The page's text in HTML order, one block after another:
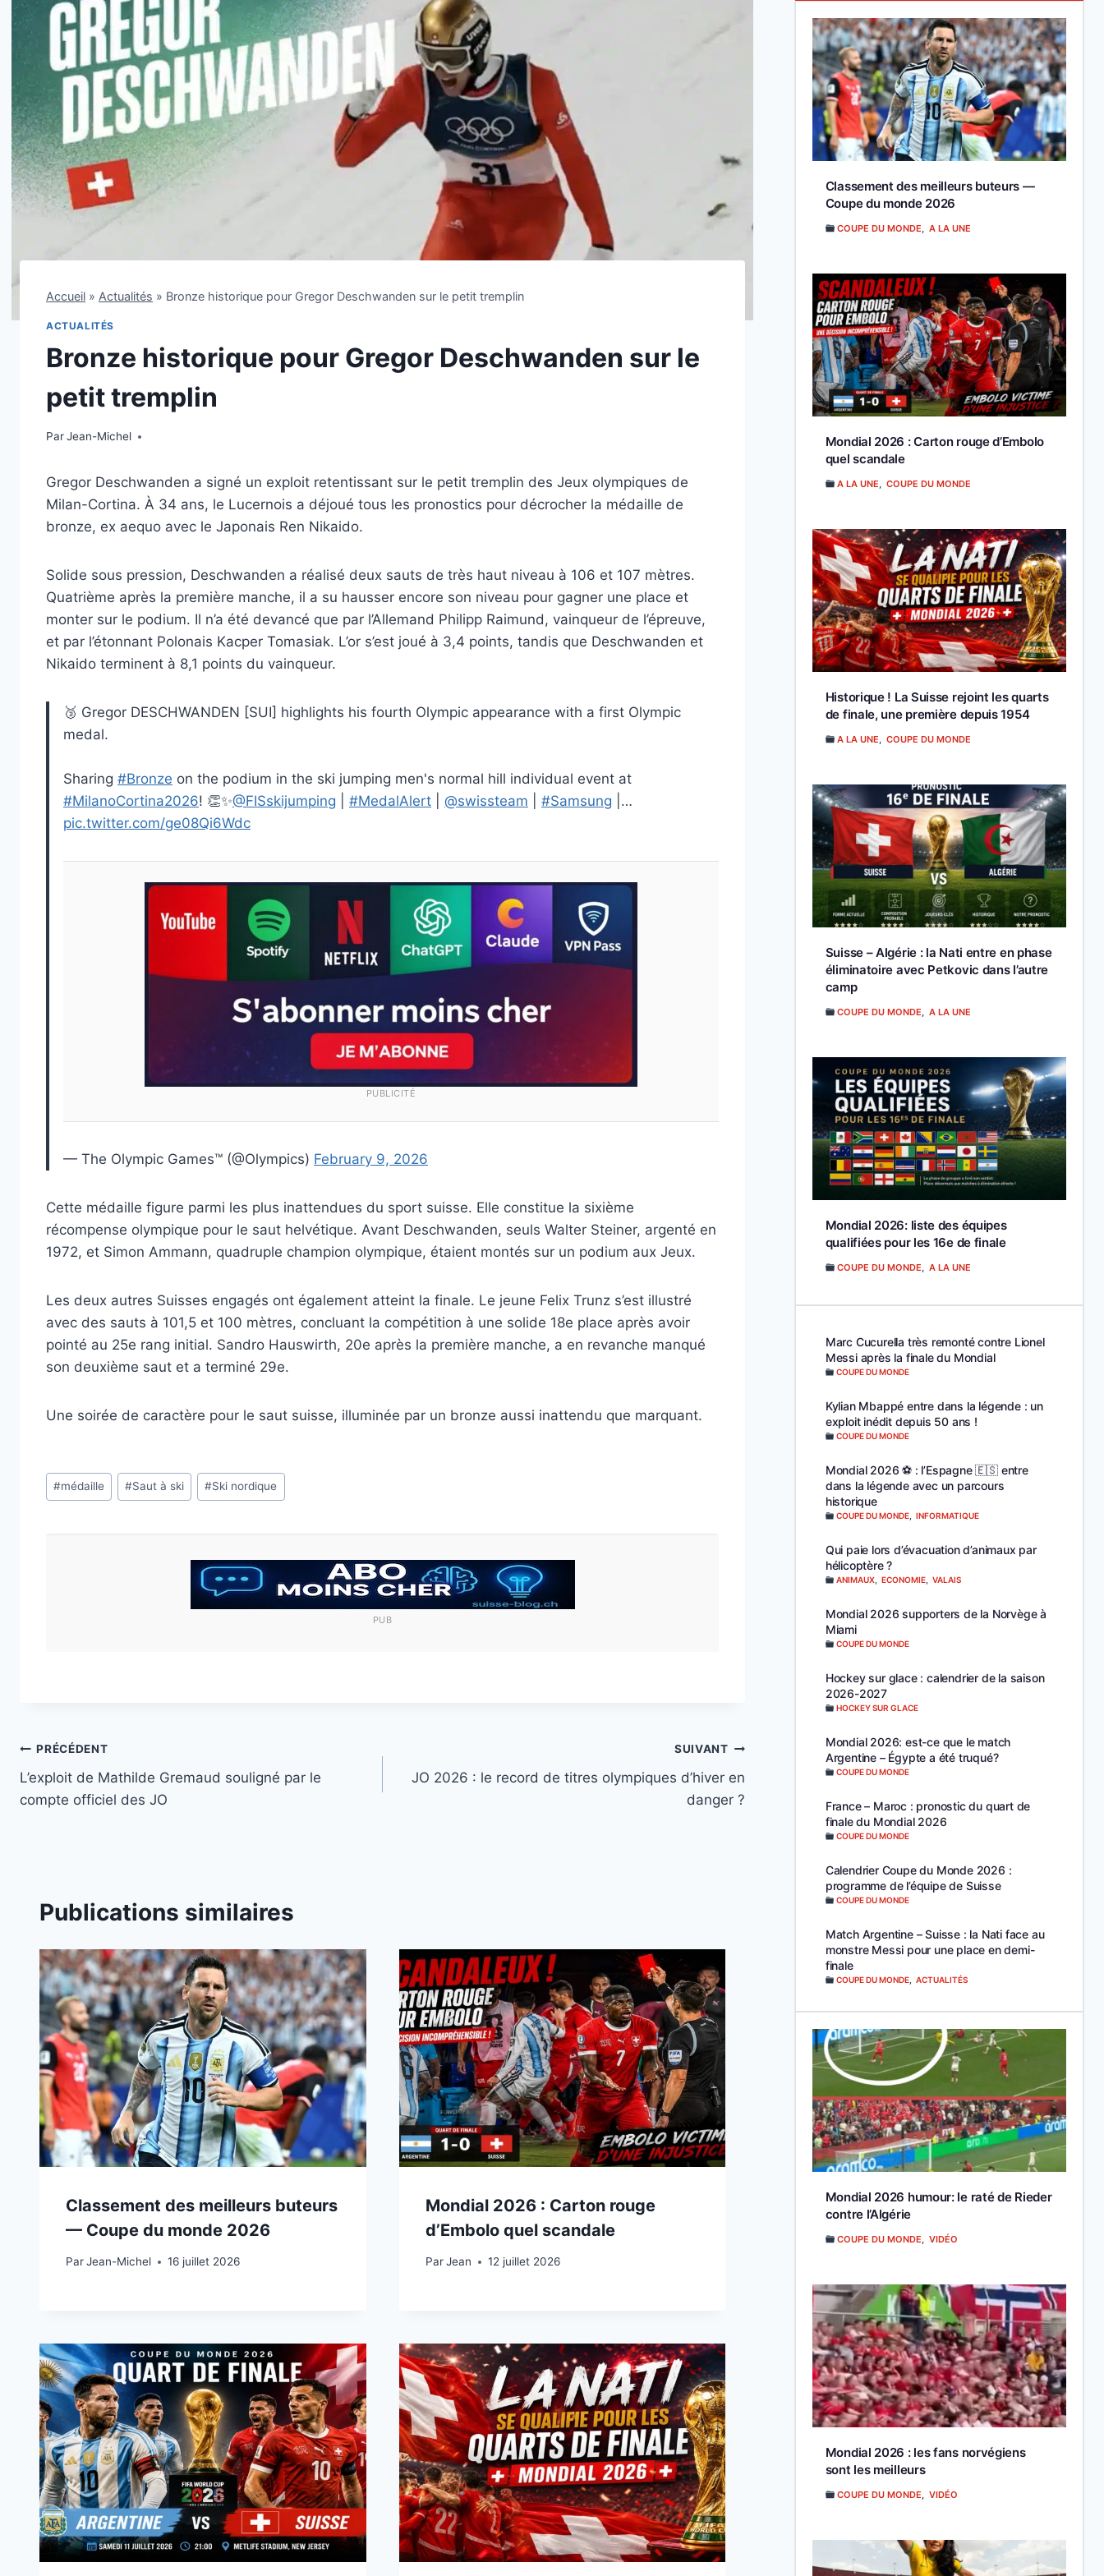
Accueil » Actualités » Bronze historique pour Gregor Deschwanden sur le petit tremplin
ACTUALITÉS
Bronze historique pour Gregor Deschwanden sur le
petit tremplin
ParJean-Michel
9 février 2026
Gregor Deschwanden a signé un exploit retentissant sur le petit tremplin des Jeux olympiques de
Milan-Cortina. À 34 ans, le Lucernois a déjoué tous les pronostics pour décrocher la médaille de
bronze, ex aequo avec le Japonais Ren Nikaido.
Solide sous pression, Deschwanden a réalisé deux sauts de très haut niveau à 106 et 107 mètres.
Quatrième après la première manche, il a su hausser encore son niveau pour gagner une place et
monter sur le podium. Il n’a été devancé que par l’Allemand Philipp Raimund, vainqueur de l’épreuve,
et par l’étonnant Polonais Kacper Tomasiak. L’or s’est joué à 3,4 points, tandis que Deschwanden et
Nikaido terminent à 8,1 points du vainqueur.
🥉 Gregor DESCHWANDEN [SUI] highlights his fourth Olympic appearance with a first Olympic
medal.
Sharing #Bronze on the podium in the ski jumping men's normal hill individual event at
#MilanoCortina2026! 👏✨@FISskijumping #MedalAlert @swissteam #Samsung |…
pic.twitter.com/ge08Qi6Wdc
PUBLICITÉ
— The Olympic Games™ (@Olympics) February 9, 2026
Cette médaille figure parmi les plus inattendues du sport suisse. Elle constitue la sixième
récompense olympique pour le saut helvétique. Avant Deschwanden, seuls Walter Steiner, argenté en
1972, et Simon Ammann, quadruple champion olympique, étaient montés sur un podium aux Jeux.
Les deux autres Suisses engagés ont également atteint la finale. Le jeune Felix Trunz s’est illustré
avec des sauts à 101,5 et 100 mètres, concluant la compétition à une solide 18e place après avoir
pointé au 25e rang initial. Sandro Hauswirth, 20e après la première manche, a en revanche manqué
son deuxième saut et a terminé 29e.
Une soirée de caractère pour le saut suisse, illuminée par un bronze aussi inattendu que marquant.
Étiquettes
de
#médaille #Saut à ski #Ski nordique
PUB
Navigation
de
PRÉCÉDENT
L’exploit de Mathilde Gremaud souligné par le
compte officiel des JO
SUIVANT
JO 2026 : le record de titres olympiques d’hiver en
danger ?
Publications similaires
Classement des meilleurs buteurs
— Coupe du monde 2026
ParJean-Michel
15 juillet 2026 16 juillet 2026
Mondial 2026 : Carton rouge
d’Embolo quel scandale
Par Jean
12 juillet 202612 juillet 2026
Classement des meilleurs buteurs —
Coupe du monde 2026
COUPE DU MONDE A LA UNE
Mondial 2026 : Carton rouge d’Embolo
quel scandale
A LA UNE COUPE DU MONDE
Historique ! La Suisse rejoint les quarts
de finale, une première depuis 1954
A LA UNE COUPE DU MONDE
Suisse – Algérie : la Nati entre en phase
éliminatoire avec Petkovic dans l’autre
camp
COUPE DU MONDE A LA UNE
Mondial 2026: liste des équipes
qualifiées pour les 16e de finale
COUPE DU MONDE A LA UNE
Marc Cucurella très remonté contre Lionel
Messi après la finale du Mondial
COUPE DU MONDE
Kylian Mbappé entre dans la légende : un
exploit inédit depuis 50 ans !
COUPE DU MONDE
Mondial 2026 ⚽️ : l’Espagne 🇪🇸 entre
dans la légende avec un parcours
historique
COUPE DU MONDE, INFORMATIQUE
Qui paie lors d’évacuation d’animaux par
hélicoptère ?
ANIMAUX, ECONOMIE, VALAIS
Mondial 2026 supporters de la Norvège à
Miami
COUPE DU MONDE
Hockey sur glace : calendrier de la saison
2026-2027
HOCKEY SUR GLACE
Mondial 2026: est-ce que le match
Argentine – Égypte a été truqué?
COUPE DU MONDE
France – Maroc : pronostic du quart de
finale du Mondial 2026
COUPE DU MONDE
Calendrier Coupe du Monde 2026 :
programme de l’équipe de Suisse
COUPE DU MONDE
Match Argentine – Suisse : la Nati face au
monstre Messi pour une place en demi-
finale
COUPE DU MONDE, ACTUALITÉS
Mondial 2026 humour: le raté de Rieder
contre l’Algérie
COUPE DU MONDE VIDÉO
Mondial 2026 : les fans norvégiens
sont les meilleurs
COUPE DU MONDE VIDÉO